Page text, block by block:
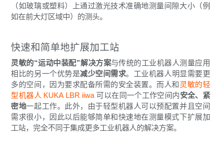
（如玻璃或塑料）上通过激光技术准确地测量间隙大小（例
如在前大灯区域中）的测头。
快速和简单地扩展加工站
灵敏的“运动中装配”解决方案与传统的工业机器人测量应用
相比的另一个优势是减少空间需求。工业机器人明显需要更
多的空间，因为要求配备所需的安全装置。而人和灵敏的轻
型机器人 KUKA LBR iiwa 可以在同一个工作空间内安全、紧
密地一起工作。此外，由于轻型机器人可以预配置并且空间
需求很小，因此以后能够简单和快速地在测量模式下扩展加
工站，完全不同于集成更多工业机器人的解决方案。